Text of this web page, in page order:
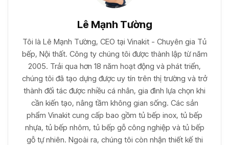
Lê Mạnh Tường
Tôi là Lê Mạnh Tường, CEO tại Vinakit - Chuyên gia Tủ
bếp, Nội thất. Công ty chúng tôi được thành lập từ năm
2005. Trải qua hơn 18 năm hoạt động và phát triển,
chúng tôi đã tạo dựng được uy tín trên thị trường và trở
thành đối tác được nhiều cá nhân, gia đình lựa chọn khi
cần kiến tạo, nâng tầm không gian sống. Các sản
phẩm Vinakit cung cấp bao gồm tủ bếp inox, tủ bếp
nhựa, tủ bếp nhôm, tủ bếp gỗ công nghiệp và tủ bếp
gỗ tự nhiên. Ngoài ra, chúng tôi còn nhận thiết kế thi